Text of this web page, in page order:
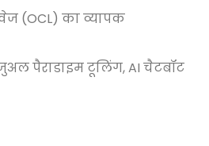
(OCL) का व्यापक
पैराडाइम टूलिंग, AI चैटबॉट